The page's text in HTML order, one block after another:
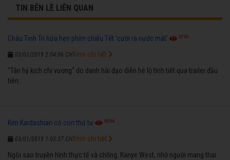
TIN BÊN LỀ LIÊN QUAN
Châu Tinh Trì hứa hẹn phim chiếu Tết 'cười ra nước mắt' 6765
03/01/2019 2:04:06 CH
"Tân hỷ kịch chi vương" do danh hài đạo diễn hé lộ tình tiết qua trailer đầu
tiên.
Xem chi tiết
Kim Kardashian có con thứ tư 6264
03/01/2019 1:03:37 CH
Ngôi sao truyền hình thực tế và chồng, Kanye West, nhờ người mang thai
Xem chi tiết